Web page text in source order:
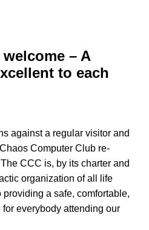
– A
to each
against a regular visitor and
Computer Club re-
CCC is, by its charter and
organization of all life
a safe, comfortable,
everybody attending our